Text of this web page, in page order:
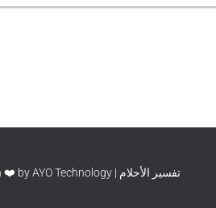
تفسير الأحلام | Made with ❤️ by AYO Technology